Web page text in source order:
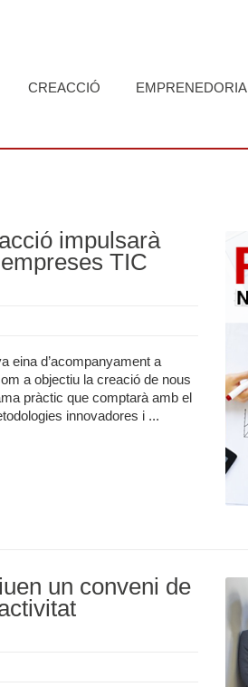
CREACCIÓ EMPRENEDORIA
impulsarà
TIC
eina d’acompanyament a
a objectiu la creació de nous
pràctic que comptarà amb el
innovadores i ...
un conveni de